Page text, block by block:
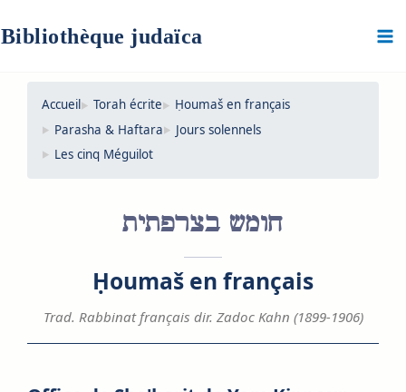
au
Bibliothèque judaïca
Accueil Torah écrite
Ḥoumaš en français
Parasha & Haftara
Jours solennels
Les cinq Méguilot
חומש בצרפתית
Ḥoumaš en français
Trad. Rabbinat français dir. Zadoc Kahn (1899-1906)